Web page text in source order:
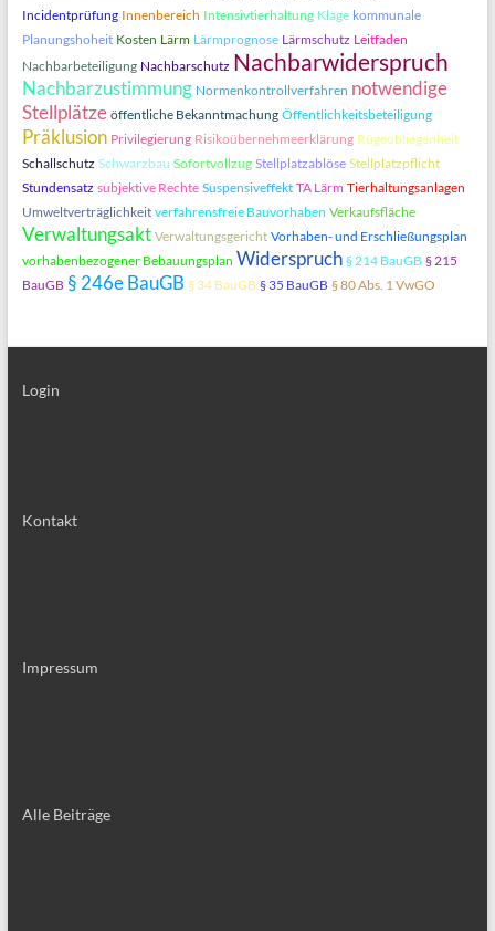
Incidentprüfung Innenbereich Intensivtierhaltung Klage kommunale
Planungshoheit Kosten Lärm Lärmprognose Lärmschutz Leitfaden
Nachbarbeteiligung Nachbarschutz Nachbarwiderspruch
Nachbarzustimmung Normenkontrollverfahren notwendige
Stellplätze öffentliche Bekanntmachung Öffentlichkeitsbeteiligung
Präklusion Privilegierung Risikoübernehmeerklärung Rügeobliegenheit
Schallschutz Schwarzbau Sofortvollzug Stellplatzablöse Stellplatzpflicht
Stundensatz subjektive Rechte Suspensiveffekt TA Lärm Tierhaltungsanlagen
Umweltverträglichkeit verfahrensfreie Bauvorhaben Verkaufsfläche
Verwaltungsakt Verwaltungsgericht Vorhaben- und Erschließungsplan
vorhabenbezogener Bebauungsplan Widerspruch § 214 BauGB § 215
BauGB § 246e BauGB § 34 BauGB § 35 BauGB § 80 Abs. 1 VwGO
Login
Kontakt
Impressum
Alle Bei­trä­ge